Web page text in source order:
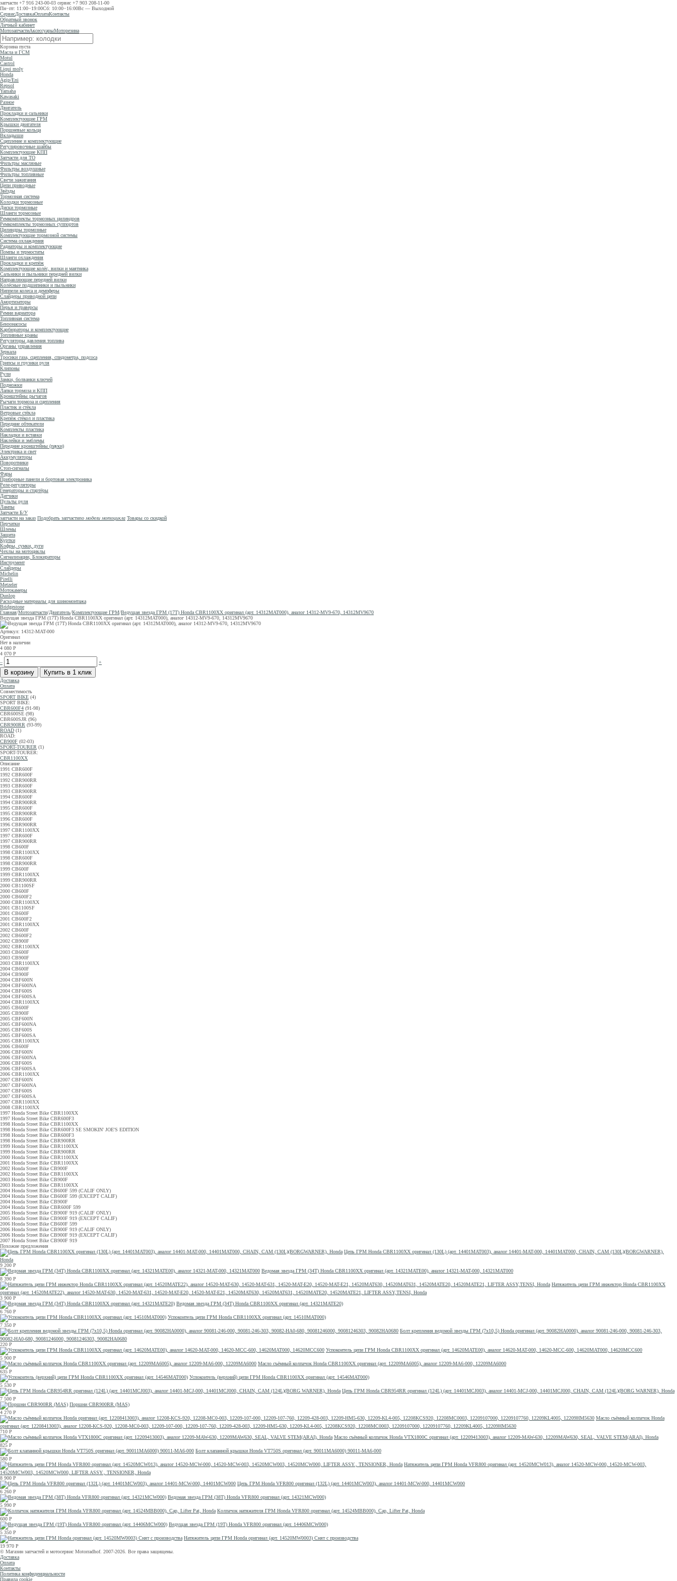
запчасти +7 916 243-00-03 сервис +7 903 208-11-00
Пн−пт: 11:00−19:00Сб: 10:00−16:00Вс — Выходной
СервисДоставкаОплатаКонтакты
Обратный звонок
Личный кабинет
МотозапчастиАксессуарыМоторезина
Корзина пуста
Масла и ГСМ
Motul
Castrol
Liqui moly
Honda
Agip/Eni
Repsol
Yamaha
Kawasaki
Разное
Двигатель
Прокладки и сальники
Комплектующие ГРМ
Крышки двигателя
Поршневые кольца
Вкладыши
Сцепление и комплектующие
Регулировочные шайбы
Комплектующие КПП
Запчасти для ТО
Фильтры масляные
Фильтры воздушные
Фильтры топливные
Свечи зажигания
Цепи приводные
Звёзды
Тормозная система
Колодки тормозные
Диски тормозные
Шланги тормозные
Ремкомплекты тормозных цилиндров
Ремкомплекты тормозных суппортов
Цилиндры тормозные
Комплектующие тормозной системы
Система охлаждения
Радиаторы и комплектующие
Помпы и термостаты
Шланги охлаждения
Прокладки и крепёж
Комплектующие колёс, вилки и маятника
Сальники и пыльники передней вилки
Направляющие передней вилки
Колёсные подшипники и пыльники
Ниппели колеса и демпферы
Слайдеры приводной цепи
Амортизаторы
Перья и траверсы
Ремни вариатора
Топливная система
Бензонасосы
Карбюраторы и комплектующие
Топливные краны
Регуляторы давления топлива
Органы управления
Зеркала
Тросики газа, сцепления, спидометра, подсоса
Грипсы и грузики руля
Клипоны
Рули
Замки, болванки ключей
Подножки
Лапки тормоза и КПП
Кронштейны рычагов
Рычаги тормоза и сцепления
Пластик и стёкла
Ветровые стёкла
Крепёж стёкол и пластика
Передние обтекатели
Комплекты пластика
Накладки и вставки
Наклейки и эмблемы
Передние кронштейны (пауки)
Электрика и свет
Аккумуляторы
Поворотники
Стоп-сигналы
Фары
Приборные панели и бортовая электроника
Реле-регуляторы
Генераторы и стартёры
Датчики
Пульты руля
Лампы
Запчасти Б/У
запчасти на заказ Подобрать запчастипо модели мотоцикла Товары со скидкой
Перчатки
Шлемы
Защита
Куртки
Кофры, сумки, дуги
Чехлы на мотоциклы
Сигнализации, Блокираторы
Инструмент
Слайдеры
Michelin
Pirelli
Metzeler
Мотокамеры
Dunlop
Расходные материалы для шиномонтажа
Bridgestone
Главная/Мотозапчасти/Двигатель/Комплектующие ГРМ/Ведущая звезда ГРМ (17T) Honda CBR1100XX оригинал (арт. 14312MAT000), аналог 14312-MV9-670, 14312MV9670
Ведущая звезда ГРМ (17T) Honda CBR1100XX оригинал (арт. 14312MAT000), аналог 14312-MV9-670, 14312MV9670
Артикул: 14312-MAT-000
Оригинал
Нет в наличии
4 080 Р
4 070 Р
–
+
Доставка
Оплата
Совместимость
SPORT BIKE (4)
SPORT BIKE:
CBR600F4 (91-98)
CBR600SE (98)
CBR600SJR (96)
CBR900RR (93-99)
ROAD (1)
ROAD:
CB900F (02-03)
SPORT-TOURER (1)
SPORT-TOURER:
CBR1100XX
Описание
1991 CBR600F
1992 CBR600F
1992 CBR900RR
1993 CBR600F
1993 CBR900RR
1994 CBR600F
1994 CBR900RR
1995 CBR600F
1995 CBR900RR
1996 CBR600F
1996 CBR900RR
1997 CBR1100XX
1997 CBR600F
1997 CBR900RR
1998 CB600F
1998 CBR1100XX
1998 CBR600F
1998 CBR900RR
1999 CB600F
1999 CBR1100XX
1999 CBR900RR
2000 CB1100SF
2000 CB600F
2000 CB600F2
2000 CBR1100XX
2001 CB1100SF
2001 CB600F
2001 CB600F2
2001 CBR1100XX
2002 CB600F
2002 CB600F2
2002 CB900F
2002 CBR1100XX
2003 CB600F
2003 CB900F
2003 CBR1100XX
2004 CB600F
2004 CB900F
2004 CBF600N
2004 CBF600NA
2004 CBF600S
2004 CBF600SA
2004 CBR1100XX
2005 CB600F
2005 CB900F
2005 CBF600N
2005 CBF600NA
2005 CBF600S
2005 CBF600SA
2005 CBR1100XX
2006 CB600F
2006 CBF600N
2006 CBF600NA
2006 CBF600S
2006 CBF600SA
2006 CBR1100XX
2007 CBF600N
2007 CBF600NA
2007 CBF600S
2007 CBF600SA
2007 CBR1100XX
2008 CBR1100XX
1997 Honda Street Bike CBR1100XX
1997 Honda Street Bike CBR600F3
1998 Honda Street Bike CBR1100XX
1998 Honda Street Bike CBR600F3 SE SMOKIN' JOE'S EDITION
1998 Honda Street Bike CBR600F3
1998 Honda Street Bike CBR900RR
1999 Honda Street Bike CBR1100XX
1999 Honda Street Bike CBR900RR
2000 Honda Street Bike CBR1100XX
2001 Honda Street Bike CBR1100XX
2002 Honda Street Bike CB900F
2002 Honda Street Bike CBR1100XX
2003 Honda Street Bike CB900F
2003 Honda Street Bike CBR1100XX
2004 Honda Street Bike CB600F 599 (CALIF ONLY)
2004 Honda Street Bike CB600F 599 (EXCEPT CALIF)
2004 Honda Street Bike CB900F
2004 Honda Street Bike CBR600F 599
2005 Honda Street Bike CB900F 919 (CALIF ONLY)
2005 Honda Street Bike CB900F 919 (EXCEPT CALIF)
2006 Honda Street Bike CB600F 599
2006 Honda Street Bike CB900F 919 (CALIF ONLY)
2006 Honda Street Bike CB900F 919 (EXCEPT CALIF)
2007 Honda Street Bike CB900F 919
Похожие предложения
Цепь ГРМ Honda CBR1100XX оригинал (130L) (арт. 14401MAT003), аналог 14401-MAT-000, 14401MAT000, CHAIN, CAM (130L)(BORGWARNER),
Honda
9 200 Р
Ведомая звезда ГРМ (34T) Honda CBR1100XX оригинал (арт. 14321MATE00), аналог 14321-MAT-000, 14321MAT000
8 390 Р
Натяжитель цепи ГРМ инжектор Honda CBR1100XX
оригинал (арт. 14520MATE22), аналог 14520-MAT-630, 14520-MAT-631, 14520-MAT-E20, 14520-MAT-E21, 14520MAT630, 14520MAT631, 14520MATE20, 14520MATE21, LIFTER ASSY,TENSI, Honda
3 900 Р
Ведомая звезда ГРМ (34T) Honda CBR1100XX оригинал (арт. 14321MATE20)
6 760 Р
Успокоитель цепи ГРМ Honda CBR1100XX оригинал (арт. 14510MAT000)
7 350 Р
Болт крепления ведомой звезды ГРМ (7х10,5) Honda оригинал (арт. 90082HA0000), аналог 90081-246-000, 90081-246-303,
90082-HA0-680, 90081246000, 90081246303, 90082HA0680
220 Р
Успокоитель цепи ГРМ Honda CBR1100XX оригинал (арт. 14620MATE00), аналог 14620-MAT-000, 14620-MCC-600, 14620MAT000, 14620MCC600
5 900 Р
Масло съёмный колпачок Honda CBR1100XX оригинал (арт. 12209MA6005), аналог 12209-MA6-000, 12209MA6000
635 Р
Успокоитель (верхний) цепи ГРМ Honda CBR1100XX оригинал (арт. 14546MAT000)
5 530 Р
Цепь ГРМ Honda CBR954RR оригинал (124L) (арт. 14401MCJ003), аналог 14401-MCJ-000, 14401MCJ000, CHAIN, CAM (124L)(BORG WARNER), Honda
7 500 Р
Поршни CBR900RR (MAS)
4 270 Р
Масло съёмный колпачок Honda
оригинал (арт. 12208413003), аналог 12208-KCS-920, 12208-MC0-003, 12209-107-000, 12209-107-760, 12209-428-003, 12209-HM5-630, 12209-KL4-005, 12208KCS920, 12208MC0003, 12209107000, 12209107760, 12209KL4005, 12209HM5630
710 Р
Масло съёмный колпачок Honda VTX1800C оригинал (арт. 12209413003), аналог 12209-MAW-630, 12209MAW630, SEAL, VALVE STEM(ARAI), Honda
825 Р
Болт клапанной крышки Honda VT750S оригинал (арт. 90011MA6000) 90011-MA6-000
580 Р
Натяжитель цепи ГРМ Honda VFR800 оригинал (арт. 14520MCW013), аналог 14520-MCW-000, 14520-MCW-003,
14520MCW003, 14520MCW000, LIFTER ASSY., TENSIONER, Honda
8 900 Р
Цепь ГРМ Honda VFR800 оригинал (132L) (арт. 14401MCW003), аналог 14401-MCW-000, 14401MCW000
6 260 Р
Ведомая звезда ГРМ (38T) Honda VFR800 оригинал (арт. 14321MCW000)
5 990 Р
Колпачок натяжителя ГРМ Honda VFR800 оригинал (арт. 14524MBB000), Cap, Lifter Pat, Honda
600 Р
Ведущая звезда ГРМ (19T) Honda VFR800 оригинал (арт. 14406MCW000)
5 350 Р
Натяжитель цепи ГРМ Honda оригинал (арт. 14520MW0003) Снят с производства
19 970 Р
© Магазин запчастей и мотосервис Motorradhof. 2007-2026. Все права защищены.
Доставка
Оплата
Контакты
Политика конфиденциальности
Правила cookie